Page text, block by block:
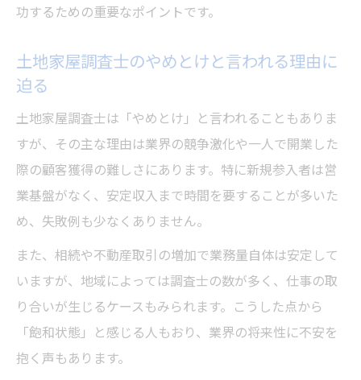
功するための重要なポイントです。
土地家屋調査士のやめとけと言われる理由に
迫る
土地家屋調査士は「やめとけ」と言われることもありま
すが、その主な理由は業界の競争激化や一人で開業した
際の顧客獲得の難しさにあります。特に新規参入者は営
業基盤がなく、安定収入まで時間を要することが多いた
め、失敗例も少なくありません。
また、相続や不動産取引の増加で業務量自体は安定して
いますが、地域によっては調査士の数が多く、仕事の取
り合いが生じるケースもみられます。こうした点から
「飽和状態」と感じる人もおり、業界の将来性に不安を
抱く声もあります。